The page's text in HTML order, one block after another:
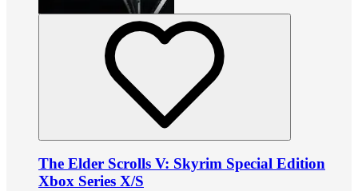
The Elder Scrolls V: Skyrim Special Edition
Xbox Series X/S